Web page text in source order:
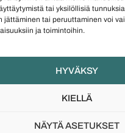
tai yksilöllisiä
jättäminen tai peruuttaminen voi
ja toimintoihin.
HYVÄKSY
KIELLÄ
NÄYTÄ ASETUKSET
on kasvot ja
kuulluksi.
persoona on korujen
erottautua ja ilmaista
korut ovat